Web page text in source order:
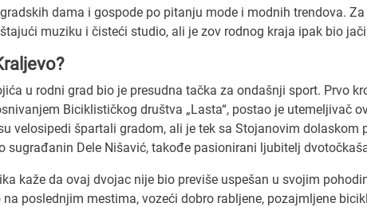
dama i gospode po pitanju mode i modnih trendova.
muziku i čisteći studio, ali je zov rodnog kraja ipak bio
u rodni grad bio je presudna tačka za ondašnji sport. Prvo
Biciklističkog društva „Lasta“, postao je utemeljivač
velosipedi špartali gradom, ali je tek sa Stojanovim dolaskom
sugrađanin Dele Nišavić, takođe pasionirani ljubitelj
kaže da ovaj dvojac nije bio previše uspešan u svojim
poslednjim mestima, vozeći dobro rabljene, pozajmljene